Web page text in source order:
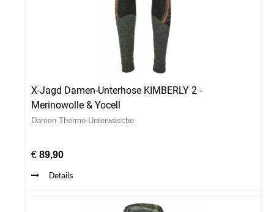
X-Jagd Damen-Unterhose KIMBERLY 2 -
Merinowolle & Yocell
Damen Thermo-Unterwäsche
€ 89,90
Details